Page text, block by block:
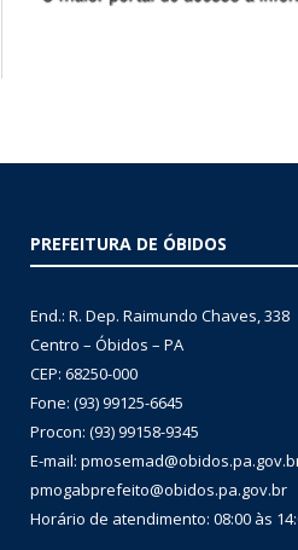
PREFEITURA DE ÓBIDOS
End.: R. Dep. Raimundo Chaves, 338
Centro – Óbidos – PA
CEP: 68250-000
Fone: (93) 99125-6645
Procon: (93) 99158-9345
E-mail:
pmogabprefeito@obidos.pa.gov.br
Horário de atendimento: 08:00 às